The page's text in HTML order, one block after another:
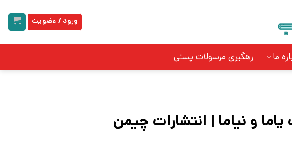
ورود / عضویت
ما رهگیری مرسولات پستی
و نیاما | انتشارات چیمن